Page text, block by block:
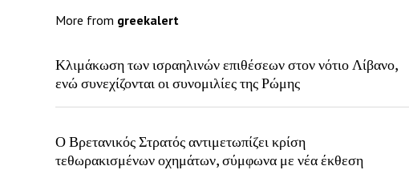
More from greekalert
Κλιμάκωση των ισραηλινών επιθέσεων στον νότιο Λίβανο,
ενώ συνεχίζονται οι συνομιλίες της Ρώμης
Ο Βρετανικός Στρατός αντιμετωπίζει κρίση
τεθωρακισμένων οχημάτων, σύμφωνα με νέα έκθεση